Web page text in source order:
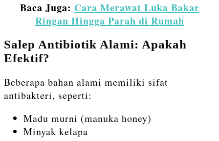
Baca Juga: Cara Merawat Luka Bakar
Ringan Hingga Parah di Rumah
Salep Antibiotik Alami: Apakah
Efektif?
Beberapa bahan alami memiliki sifat
antibakteri, seperti:
Madu murni (manuka honey)
Minyak kelapa